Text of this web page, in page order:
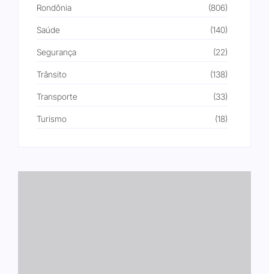
Rondônia (806)
Saúde (140)
Segurança (22)
Trânsito (138)
Transporte (33)
Turismo (18)